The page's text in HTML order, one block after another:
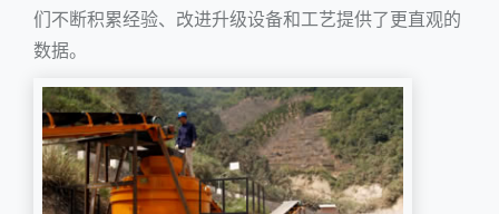
们不断积累经验、改进升级设备和工艺提供了更直观的
数据。